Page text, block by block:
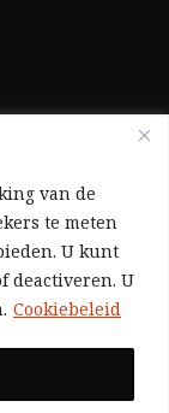
van de
te meten
U kunt
deactiveren. U
Cookiebeleid
zijn
zijn we
onze